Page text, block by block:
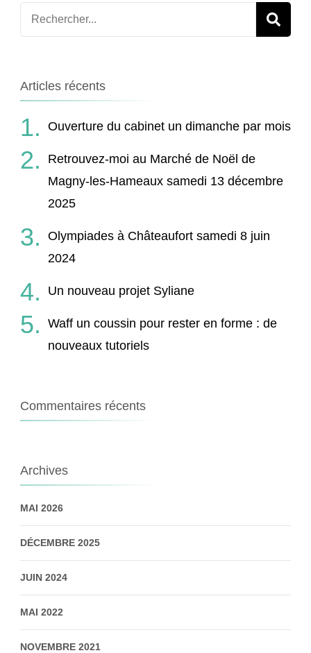
Recherche
pour
Articles récents
Ouverture du cabinet un dimanche par mois
Retrouvez-moi au Marché de Noël de
Magny-les-Hameaux samedi 13 décembre
2025
Olympiades à Châteaufort samedi 8 juin
2024
Un nouveau projet Syliane
Waff un coussin pour rester en forme : de
nouveaux tutoriels
Commentaires récents
Archives
MAI 2026
DÉCEMBRE 2025
JUIN 2024
MAI 2022
NOVEMBRE 2021